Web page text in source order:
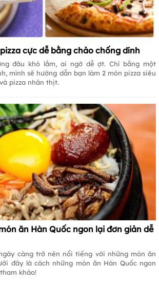
cực dễ bằng chảo chống dính
đâu khó lắm, ai ngờ dễ ợt. Chỉ bằng một
mình sẽ hướng dẫn bạn làm 2 món pizza siêu
pizza nhân thịt.
ăn Hàn Quốc ngon lại đơn giản dễ
càng trở nên nổi tiếng với những món ăn
đây là cách những món ăn Hàn Quốc ngon
khảo!